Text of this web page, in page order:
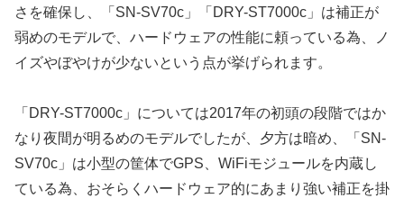
さを確保し、「SN-SV70c」「DRY-ST7000c」は補正が
弱めのモデルで、ハードウェアの性能に頼っている為、ノ
イズやぼやけが少ないという点が挙げられます。
「DRY-ST7000c」については2017年の初頭の段階ではか
なり夜間が明るめのモデルでしたが、夕方は暗め、「SN-
SV70c」は小型の筐体でGPS、WiFiモジュールを内蔵し
ている為、おそらくハードウェア的にあまり強い補正を掛